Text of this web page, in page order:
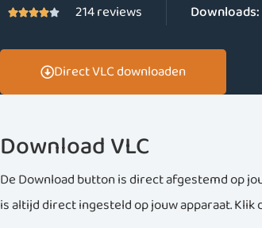
 214 reviews Downloads:
Direct VLC downloaden
Download VLC
De Download button is direct afgestemd op
is altijd direct ingesteld op jouw apparaat. Klik